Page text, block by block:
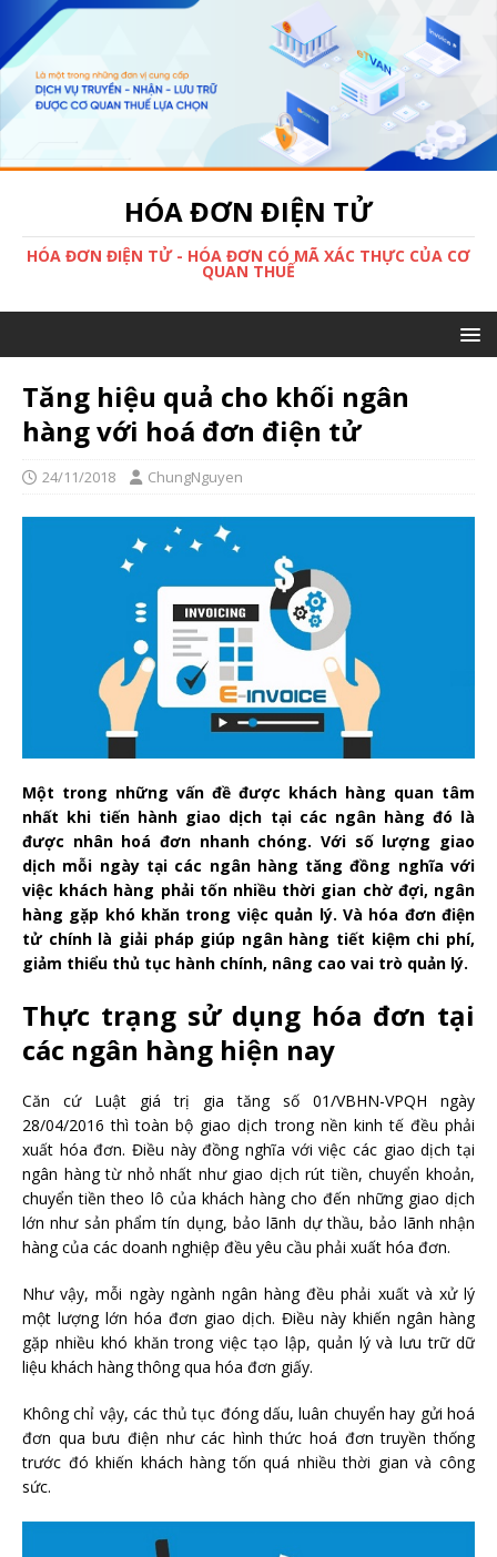
HÓA ĐƠN ĐIỆN TỬ
HÓA ĐƠN ĐIỆN TỬ - HÓA ĐƠN CÓ MÃ XÁC THỰC CỦA CƠ
QUAN THUẾ
Tăng hiệu quả cho khối ngân
hàng với hoá đơn điện tử
24/11/2018 ChungNguyen
Một trong những vấn đề được khách hàng quan tâm
nhất khi tiến hành giao dịch tại các ngân hàng đó là
được nhân hoá đơn nhanh chóng. Với số lượng giao
dịch mỗi ngày tại các ngân hàng tăng đồng nghĩa với
việc khách hàng phải tốn nhiều thời gian chờ đợi, ngân
hàng gặp khó khăn trong việc quản lý. Và hóa đơn điện
tử chính là giải pháp giúp ngân hàng tiết kiệm chi phí,
giảm thiểu thủ tục hành chính, nâng cao vai trò quản lý.
Thực trạng sử dụng hóa đơn tại
các ngân hàng hiện nay
Căn cứ Luật giá trị gia tăng số 01/VBHN-VPQH ngày
28/04/2016 thì toàn bộ giao dịch trong nền kinh tế đều phải
xuất hóa đơn. Điều này đồng nghĩa với việc các giao dịch tại
ngân hàng từ nhỏ nhất như giao dịch rút tiền, chuyển khoản,
chuyển tiền theo lô của khách hàng cho đến những giao dịch
lớn như sản phẩm tín dụng, bảo lãnh dự thầu, bảo lãnh nhận
hàng của các doanh nghiệp đều yêu cầu phải xuất hóa đơn.
Như vậy, mỗi ngày ngành ngân hàng đều phải xuất và xử lý
một lượng lớn hóa đơn giao dịch. Điều này khiến ngân hàng
gặp nhiều khó khăn trong việc tạo lập, quản lý và lưu trữ dữ
liệu khách hàng thông qua hóa đơn giấy.
Không chỉ vậy, các thủ tục đóng dấu, luân chuyển hay gửi hoá
đơn qua bưu điện như các hình thức hoá đơn truyền thống
trước đó khiến khách hàng tốn quá nhiều thời gian và công
sức.